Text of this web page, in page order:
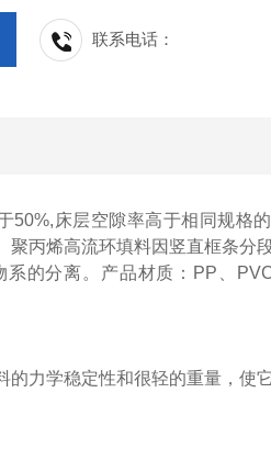
联系电话：
床层空隙率高于相同规格
丙烯高流环填料因竖直框条分
的分离。产品材质：PP、PVC
力学稳定性和很轻的重量，使